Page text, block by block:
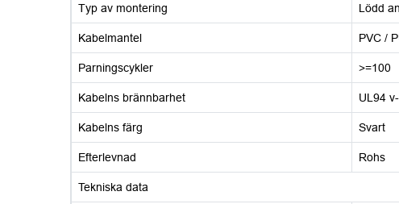
Typ av montering Lödd
Kabelmantel PVC /
Parningscykler >=100
Kabelns brännbarhet UL94
Kabelns färg Svart
Efterlevnad Rohs
Tekniska data